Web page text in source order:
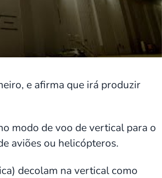
e afirma que irá produzir
modo de voo de vertical para o
aviões ou helicópteros.
decolam na vertical como